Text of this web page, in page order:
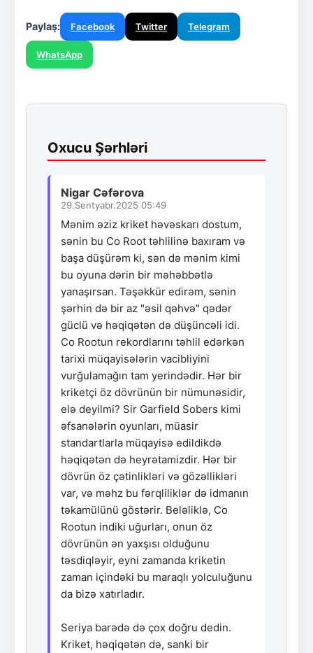
Paylaş: Facebook Twitter Telegram
WhatsApp
Oxucu Şərhləri
Nigar Cəfərova
29.Sentyabr.2025 05:49
Mənim əziz kriket həvəskarı dostum,
sənin bu Co Root təhlilinə baxıram və
başa düşürəm ki, sən də mənim kimi
bu oyuna dərin bir məhəbbətlə
yanaşırsan. Təşəkkür edirəm, sənin
şərhin də bir az "əsil qəhvə" qədər
güclü və həqiqətən də düşüncəli idi.
Co Rootun rekordlarını təhlil edərkən
tarixi müqayisələrin vacibliyini
vurğulamağın tam yerindədir. Hər bir
kriketçi öz dövrünün bir nümunəsidir,
elə deyilmi? Sir Garfield Sobers kimi
əfsanələrin oyunları, müasir
standartlarla müqayisə edildikdə
həqiqətən də heyrətamizdir. Hər bir
dövrün öz çətinlikləri və gözəllikləri
var, və məhz bu fərqliliklər də idmanın
təkamülünü göstərir. Beləliklə, Co
Rootun indiki uğurları, onun öz
dövrünün ən yaxşısı olduğunu
təsdiqləyir, eyni zamanda kriketin
zaman içindəki bu maraqlı yolculuğunu
da bizə xatırladır.
Seriya barədə də çox doğru dedin.
Kriket, həqiqətən də, sanki bir